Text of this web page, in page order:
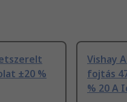
±20 %
Vishay
fojtás
% 20 A